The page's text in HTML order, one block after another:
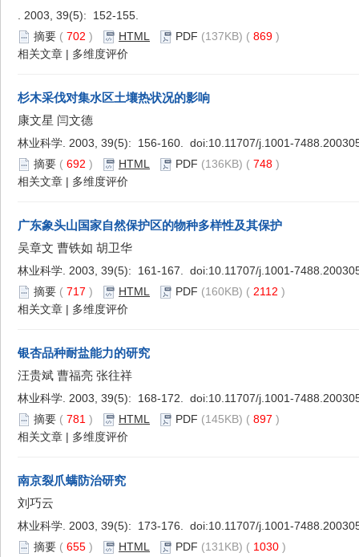
. 2003, 39(5): 152-155.
摘要 ( 702 ) HTML PDF (137KB) ( 869 )
相关文章 | 多维度评价
杉木采伐对集水区土壤热状况的影响
康文星 闫文德
林业科学. 2003, 39(5): 156-160. doi:10.11707/j.1001-
摘要 ( 692 ) HTML PDF (136KB) ( 748 )
相关文章 | 多维度评价
广东象头山国家自然保护区的物种多样性及其保护
吴章文 曹铁如 胡卫华
林业科学. 2003, 39(5): 161-167. doi:10.11707/j.1001-
摘要 ( 717 ) HTML PDF (160KB) ( 2112 )
相关文章 | 多维度评价
银杏品种耐盐能力的研究
汪贵斌 曹福亮 张往祥
林业科学. 2003, 39(5): 168-172. doi:10.11707/j.1001-
摘要 ( 781 ) HTML PDF (145KB) ( 897 )
相关文章 | 多维度评价
南京裂爪螨防治研究
刘巧云
林业科学. 2003, 39(5): 173-176. doi:10.11707/j.1001-
摘要 ( 655 ) HTML PDF (131KB) ( 1030 )